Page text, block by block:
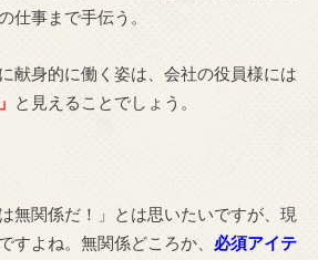
仕事まで手伝う。
献身的に働く姿は、会社の役員様には
と見えることでしょう。
無関係だ！」とは思いたいですが、現
すよね。無関係どころか、 必須アイテ